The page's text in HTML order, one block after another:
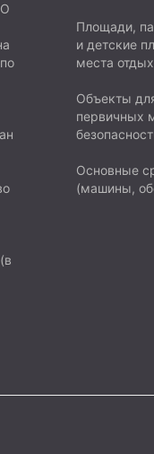
Площади,
и детские
места
Объекты
первичных
Основные
(машины,